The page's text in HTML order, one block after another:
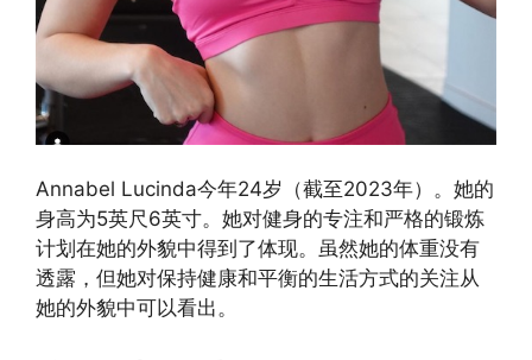
Annabel Lucinda今年24岁（截至2023年）。她的
身高为5英尺6英寸。她对健身的专注和严格的锻炼
计划在她的外貌中得到了体现。虽然她的体重没有
透露，但她对保持健康和平衡的生活方式的关注从
她的外貌中可以看出。